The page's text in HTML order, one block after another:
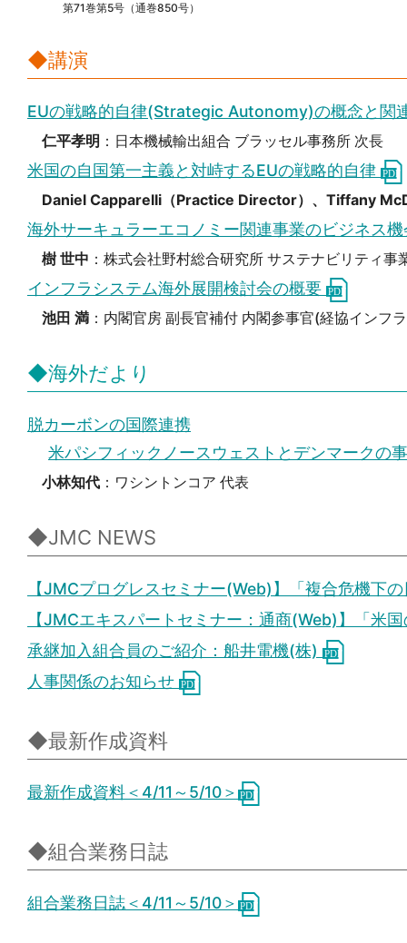
第71巻第5号（通巻850号）
◆講演
EUの戦略的⾃律(Strategic Autonomy)の概念と関
仁平孝明 ：日本機械輸出組合 ブラッセル事務所 次長
米国の自国第一主義と対峙するEUの戦略的自律
Daniel Capparelli（Practice Director）、Tiffany
海外サーキュラーエコノミー関連事業のビジネス
樹 世中 ：株式会社野村総合研究所 サステナビリティ
インフラシステム海外展開検討会の概要
池田 満 ：内閣官房 副長官補付 内閣参事官(経協インフ
◆海外だより
脱カーボンの国際連携
米パシフィックノースウェストとデンマークの
小林知代 ：ワシントンコア 代表
◆JMC NEWS
【JMCプログレスセミナー(Web)】「複合危機下
【JMCエキスパートセミナー：通商(Web)】「米
承継加入組合員のご紹介：船井電機(株)
人事関係のお知らせ
◆最新作成資料
最新作成資料＜4/11～5/10＞
◆組合業務日誌
組合業務日誌＜4/11～5/10＞